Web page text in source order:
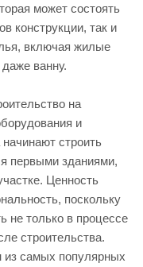
может состоять
конструкции, так и
включая жилые
ванну.
на
и
строить
первыми зданиями,
Ценность
поскольку
не только в процессе
строительства.
из самых популярных